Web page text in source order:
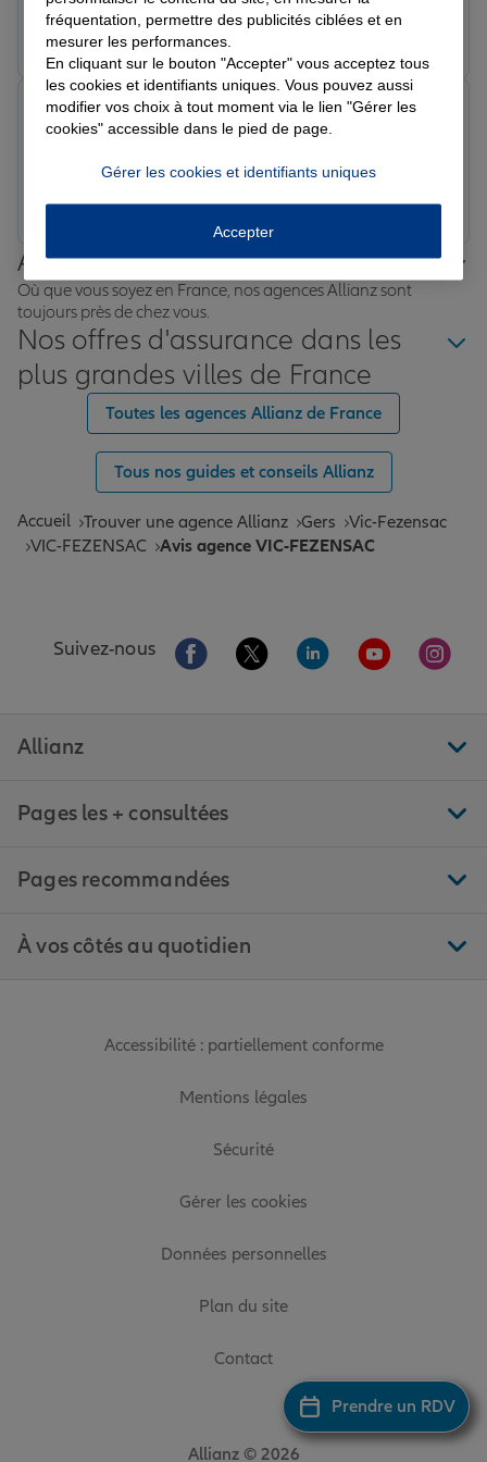
Prendre un RDV
Prendre un RDV
Note de 5 sur 5
Théau G.
Prendre un RDV Voir l'agence
Allianz proche de chez vous
Où que vous soyez en France, nos agences Allianz sont
toujours près de chez vous.
Nos offres d'assurance dans les
plus grandes villes de France
Toutes les agences Allianz de France
Tous nos guides et conseils Allianz
Accueil Trouver une agence Allianz Gers
Vic-Fezensac
VIC-FEZENSAC Avis agence VIC-FEZENSAC
Suivez-nous Aller sur la page Facebook de Allianz
Aller sur la page Twitter de
Aller sur la page
Aller sur la
Aller
Allianz
Pages les + consultées
Pages recommandées
À vos côtés au quotidien
Accessibilité : partiellement conforme
Mentions légales
Sécurité
Gérer les cookies
Données personnelles
Plan du site
Contact
Allianz © 2026
fréquentation, permettre des publicités ciblées et en
mesurer les performances.
En cliquant sur le bouton "Accepter" vous acceptez tous
les cookies et identifiants uniques. Vous pouvez aussi
modifier vos choix à tout moment via le lien "Gérer les
cookies" accessible dans le pied de page.
Gérer les cookies et identifiants uniques
Accepter